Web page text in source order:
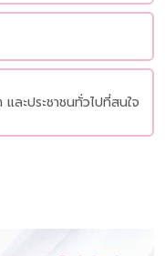
ะประชาชนทั่วไปที่สนใจ